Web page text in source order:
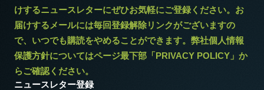
けするニュースレターにぜひお気軽にご登録ください。お
届けするメールには毎回登録解除リンクがございますの
で、いつでも購読をやめることができます。弊社個人情報
保護方針についてはページ最下部「PRIVACY POLICY」か
らご確認ください。
ニュースレター登録